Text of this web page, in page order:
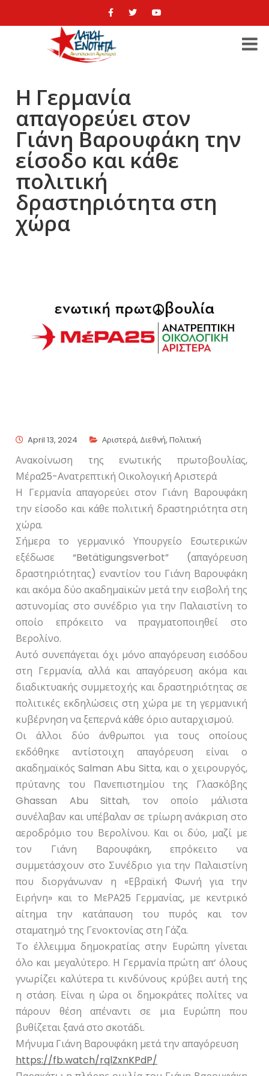
Η Γερμανία
απαγορεύει στον
Γιάνη Βαρουφάκη την
είσοδο και κάθε
πολιτική
δραστηριότητα στη
χώρα
April 13, 2024 Αριστερά, Διεθνή,Πολιτική
Ανακοίνωση της ενωτικής πρωτοβουλίας,
Μέρα25-Ανατρεπτική Οικολογική Αριστερά
Η Γερμανία απαγορεύει στον Γιάνη Βαρουφάκη
την είσοδο και κάθε πολιτική δραστηριότητα στη
χώρα.
Σήμερα το γερμανικό Υπουργείο Εσωτερικών
εξέδωσε “Betätigungsverbot” (απαγόρευση
δραστηριότητας) εναντίον του Γιάνη Βαρουφάκη
και ακόμα δύο ακαδημαϊκών μετά την εισβολή της
αστυνομίας στο συνέδριο για την Παλαιστίνη το
οποίο επρόκειτο να πραγματοποιηθεί στο
Βερολίνο.
Αυτό συνεπάγεται όχι μόνο απαγόρευση εισόδου
στη Γερμανία, αλλά και απαγόρευση ακόμα και
διαδικτυακής συμμετοχής και δραστηριότητας σε
πολιτικές εκδηλώσεις στη χώρα με τη γερμανική
κυβέρνηση να ξεπερνά κάθε όριο αυταρχισμού.
Οι άλλοι δύο άνθρωποι για τους οποίους
εκδόθηκε αντίστοιχη απαγόρευση είναι ο
ακαδημαϊκός Salman Abu Sitta, και ο χειρουργός,
πρύτανης του Πανεπιστημίου της Γλασκόβης
Ghassan Abu Sittah, τον οποίο μάλιστα
συνέλαβαν και υπέβαλαν σε τρίωρη ανάκριση στο
αεροδρόμιο του Βερολίνου. Και οι δύο, μαζί με
τον Γιάνη Βαρουφάκη, επρόκειτο να
συμμετάσχουν στο Συνέδριο για την Παλαιστίνη
που διοργάνωναν η «Εβραϊκή Φωνή για την
Ειρήνη» και το ΜεΡΑ25 Γερμανίας, με κεντρικό
αίτημα την κατάπαυση του πυρός και τον
σταματημό της Γενοκτονίας στη Γάζα.
Το έλλειμμα δημοκρατίας στην Ευρώπη γίνεται
όλο και μεγαλύτερο. Η Γερμανία πρώτη απ’ όλoυς
γνωρίζει καλύτερα τι κινδύνους κρύβει αυτή της
η στάση. Είναι η ώρα οι δημοκράτες πολίτες να
πάρουν θέση απέναντι σε μια Ευρώπη που
βυθίζεται ξανά στο σκοτάδι.
Μήνυμα Γιάνη Βαρουφάκη μετά την απαγόρευση
https://fb.watch/rqlZxnKPdP/